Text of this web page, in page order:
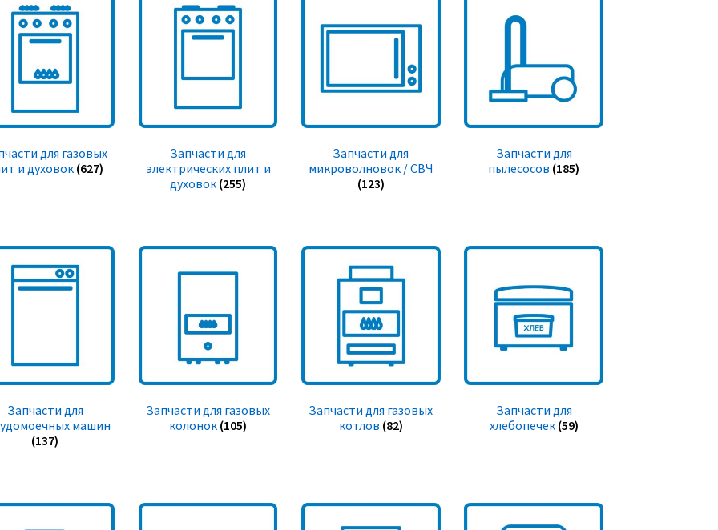
для газовых
и духовок (627)
Запчасти для
электрических плит и
духовок (255)
Запчасти для
микроволновок / СВЧ
(123)
Запчасти для
пылесосов (185)
Запчасти для
машин
(137)
Запчасти для газовых
колонок (105)
Запчасти для газовых
котлов (82)
Запчасти для
хлебопечек (59)